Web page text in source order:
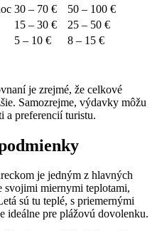
30 – 70 €
50 – 100 €
15 – 30 €
25 – 50 €
5 – 10 € 8 – 15 €
je zrejmé, že celkové
Samozrejme, výdavky môžu
a preferencií turistu.
je jedným z hlavných
miernymi teplotami,
sú tu teplé, s priemernými
pre plážovú dovolenku.